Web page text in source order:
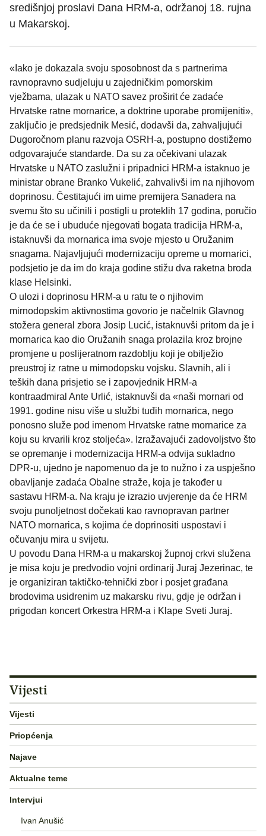
središnjoj proslavi Dana HRM-a, održanoj 18. rujna
u Makarskoj.
«Iako je dokazala svoju sposobnost da s partnerima
ravnopravno sudjeluju u zajedničkim pomorskim
vježbama, ulazak u NATO savez proširit će zadaće
Hrvatske ratne mornarice, a doktrine uporabe promijeniti»,
zaključio je predsjednik Mesić, dodavši da, zahvaljujući
Dugoročnom planu razvoja OSRH-a, postupno dostižemo
odgovarajuće standarde. Da su za očekivani ulazak
Hrvatske u NATO zaslužni i pripadnici HRM-a istaknuo je
ministar obrane Branko Vukelić, zahvalivši im na njihovom
doprinosu. Čestitajući im uime premijera Sanadera na
svemu što su učinili i postigli u proteklih 17 godina, poručio
je da će se i ubuduće njegovati bogata tradicija HRM-a,
istaknuvši da mornarica ima svoje mjesto u Oružanim
snagama. Najavljujući modernizaciju opreme u mornarici,
podsjetio je da im do kraja godine stižu dva raketna broda
klase Helsinki.
O ulozi i doprinosu HRM-a u ratu te o njihovim
mirnodopskim aktivnostima govorio je načelnik Glavnog
stožera general zbora Josip Lucić, istaknuvši pritom da je i
mornarica kao dio Oružanih snaga prolazila kroz brojne
promjene u poslijeratnom razdoblju koji je obilježio
preustroj iz ratne u mirnodopsku vojsku. Slavnih, ali i
teških dana prisjetio se i zapovjednik HRM-a
kontraadmiral Ante Urlić, istaknuvši da «naši mornari od
1991. godine nisu više u službi tuđih mornarica, nego
ponosno služe pod imenom Hrvatske ratne mornarice za
koju su krvarili kroz stoljeća». Izražavajući zadovoljstvo što
se opremanje i modernizacija HRM-a odvija sukladno
DPR-u, ujedno je napomenuo da je to nužno i za uspješno
obavljanje zadaća Obalne straže, koja je također u
sastavu HRM-a. Na kraju je izrazio uvjerenje da će HRM
svoju punoljetnost dočekati kao ravnopravan partner
NATO mornarica, s kojima će doprinositi uspostavi i
očuvanju mira u svijetu.
U povodu Dana HRM-a u makarskoj župnoj crkvi služena
je misa koju je predvodio vojni ordinarij Juraj Jezerinac, te
je organiziran taktičko-tehnički zbor i posjet građana
brodovima usidrenim uz makarsku rivu, gdje je održan i
prigodan koncert Orkestra HRM-a i Klape Sveti Juraj.
Vijesti
Vijesti
Priopćenja
Najave
Aktualne teme
Intervjui
Ivan Anušić